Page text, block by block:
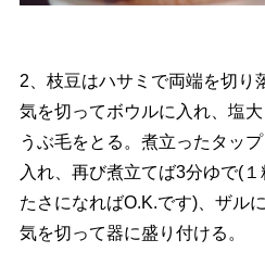
2、枝豆はハサミで両端を切り
気を切ってボウルに入れ、塩
うぶ毛をとる。煮立ったタッ
入れ、再び煮立てば3分ゆで(
たさになればO.K.です)、ザル
気を切って器に盛り付ける。